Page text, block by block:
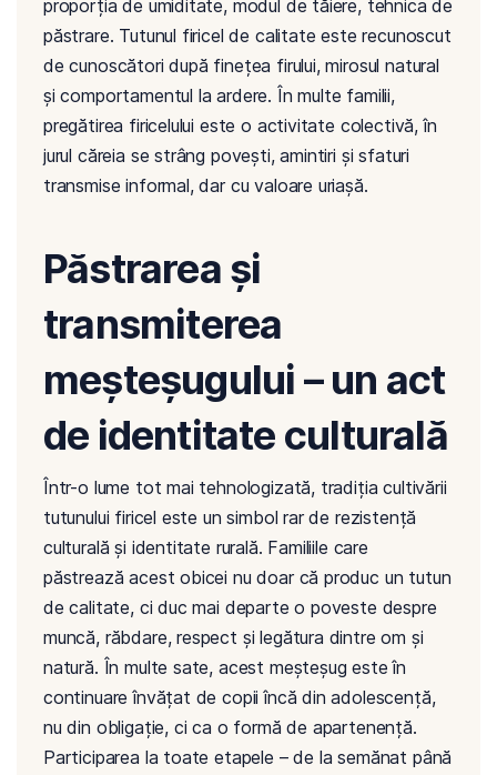
proporția de umiditate, modul de tăiere, tehnica de
păstrare. Tutunul firicel de calitate este recunoscut
de cunoscători după finețea firului, mirosul natural
și comportamentul la ardere. În multe familii,
pregătirea firicelului este o activitate colectivă, în
jurul căreia se strâng povești, amintiri și sfaturi
transmise informal, dar cu valoare uriașă.
Păstrarea și
transmiterea
meșteșugului – un act
de identitate culturală
Într-o lume tot mai tehnologizată, tradiția cultivării
tutunului firicel este un simbol rar de rezistență
culturală și identitate rurală. Familiile care
păstrează acest obicei nu doar că produc un tutun
de calitate, ci duc mai departe o poveste despre
muncă, răbdare, respect și legătura dintre om și
natură. În multe sate, acest meșteșug este în
continuare învățat de copii încă din adolescență,
nu din obligație, ci ca o formă de apartenență.
Participarea la toate etapele – de la semănat până